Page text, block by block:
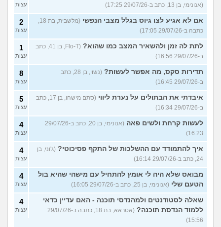
(אנונימי, בן 13, כתב ב-29/07/26 17:25) עצות
אם לא אגיע לצו גיוס בגלל מצבי הנפשי
כתבה ב-29/07/26 17:05)
2
עצות
לתת לה זמן ולהשאיר המצב כמו שהוא?
(Flo-T, בן 41, כתב
ב-29/07/26 16:56)
1
עצות
תדירות סקס, מה אפשר לעשות?
(נשוי, בן 28, כתב
ב-29/07/26 16:45)
8
עצות
איבדתי את הבתולים על נערת ליווי
(סתם מישהו, בן 17, כתב
ב-29/07/26 16:34)
5
עצות
לעשות קרחת ולשים פאה
(אנונימי, בן 20, כתב ב-29/07/26
16:23)
4
עצות
איך להתמודד עם ההשלכות של התקף פסיכוטי? (ג'וני, בן
24, כתב ב-29/07/26 16:14)
4
עצות
מבואס שלא היה לי אומץ להתחיל עם מישהי שהיא בול
הטעם שלי (אנונימי, בן 25, כתב ב-29/07/26 16:05)
4
עצות
שאלה לסטודנטים ולמהנדסי תוכנה - האם עדיין כדאי
ללמוד הנדסת תוכנה?
(אסראא, בת 18, כתבה ב-29/07/26
15:56)
4
עצות